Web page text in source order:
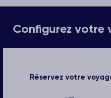
Configurez votre
Réservez votre